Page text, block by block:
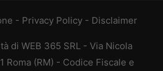
- Privacy Policy - Disclaimer
di WEB 365 SRL - Via Nicola
Roma (RM) - Codice Fiscale e